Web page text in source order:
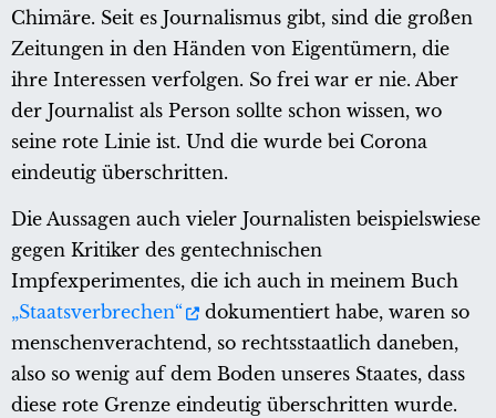
Chimäre. Seit es Journalismus gibt, sind die großen
Zeitungen in den Händen von Eigentümern, die
ihre Interessen verfolgen. So frei war er nie. Aber
der Journalist als Person sollte schon wissen, wo
seine rote Linie ist. Und die wurde bei Corona
eindeutig überschritten.
Die Aussagen auch vieler Journalisten beispielswiese
gegen Kritiker des gentechnischen
Impfexperimentes, die ich auch in meinem Buch
„Staatsverbrechen“
dokumentiert habe, waren so
menschenverachtend, so rechtsstaatlich daneben,
also so wenig auf dem Boden unseres Staates, dass
diese rote Grenze eindeutig überschritten wurde.